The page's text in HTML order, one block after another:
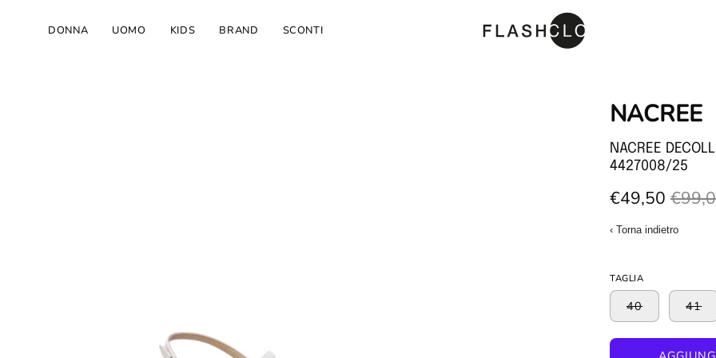
DONNA UOMO KIDS BRAND SCONTI
NACREE
NACREE
4427008/25
€49,50
‹ Torna indietro
TAGLIA
40 41